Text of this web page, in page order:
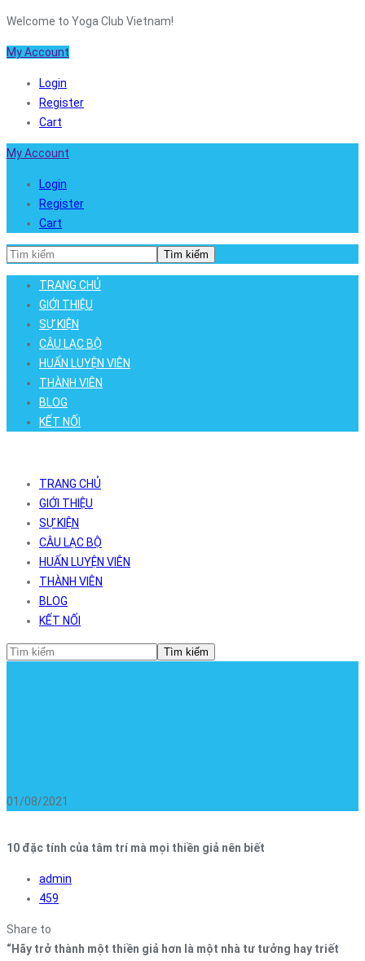
Welcome to Yoga Club Vietnam!
My Account
Login
Register
Cart
My Account
Login
Register
Cart
Tìm kiếm
TRANG CHỦ
GIỚI THIỆU
SỰ KIỆN
CÂU LẠC BỘ
HUẤN LUYỆN VIÊN
THÀNH VIÊN
BLOG
KẾT NỐI
TRANG CHỦ
GIỚI THIỆU
SỰ KIỆN
CÂU LẠC BỘ
HUẤN LUYỆN VIÊN
THÀNH VIÊN
BLOG
KẾT NỐI
Tìm kiếm
01/08/2021
10 đặc tính của tâm trí mà mọi thiền giả nên biết
admin
459
Share to
“Hãy trở thành một thiền giả hơn là một nhà tư tưởng hay triết